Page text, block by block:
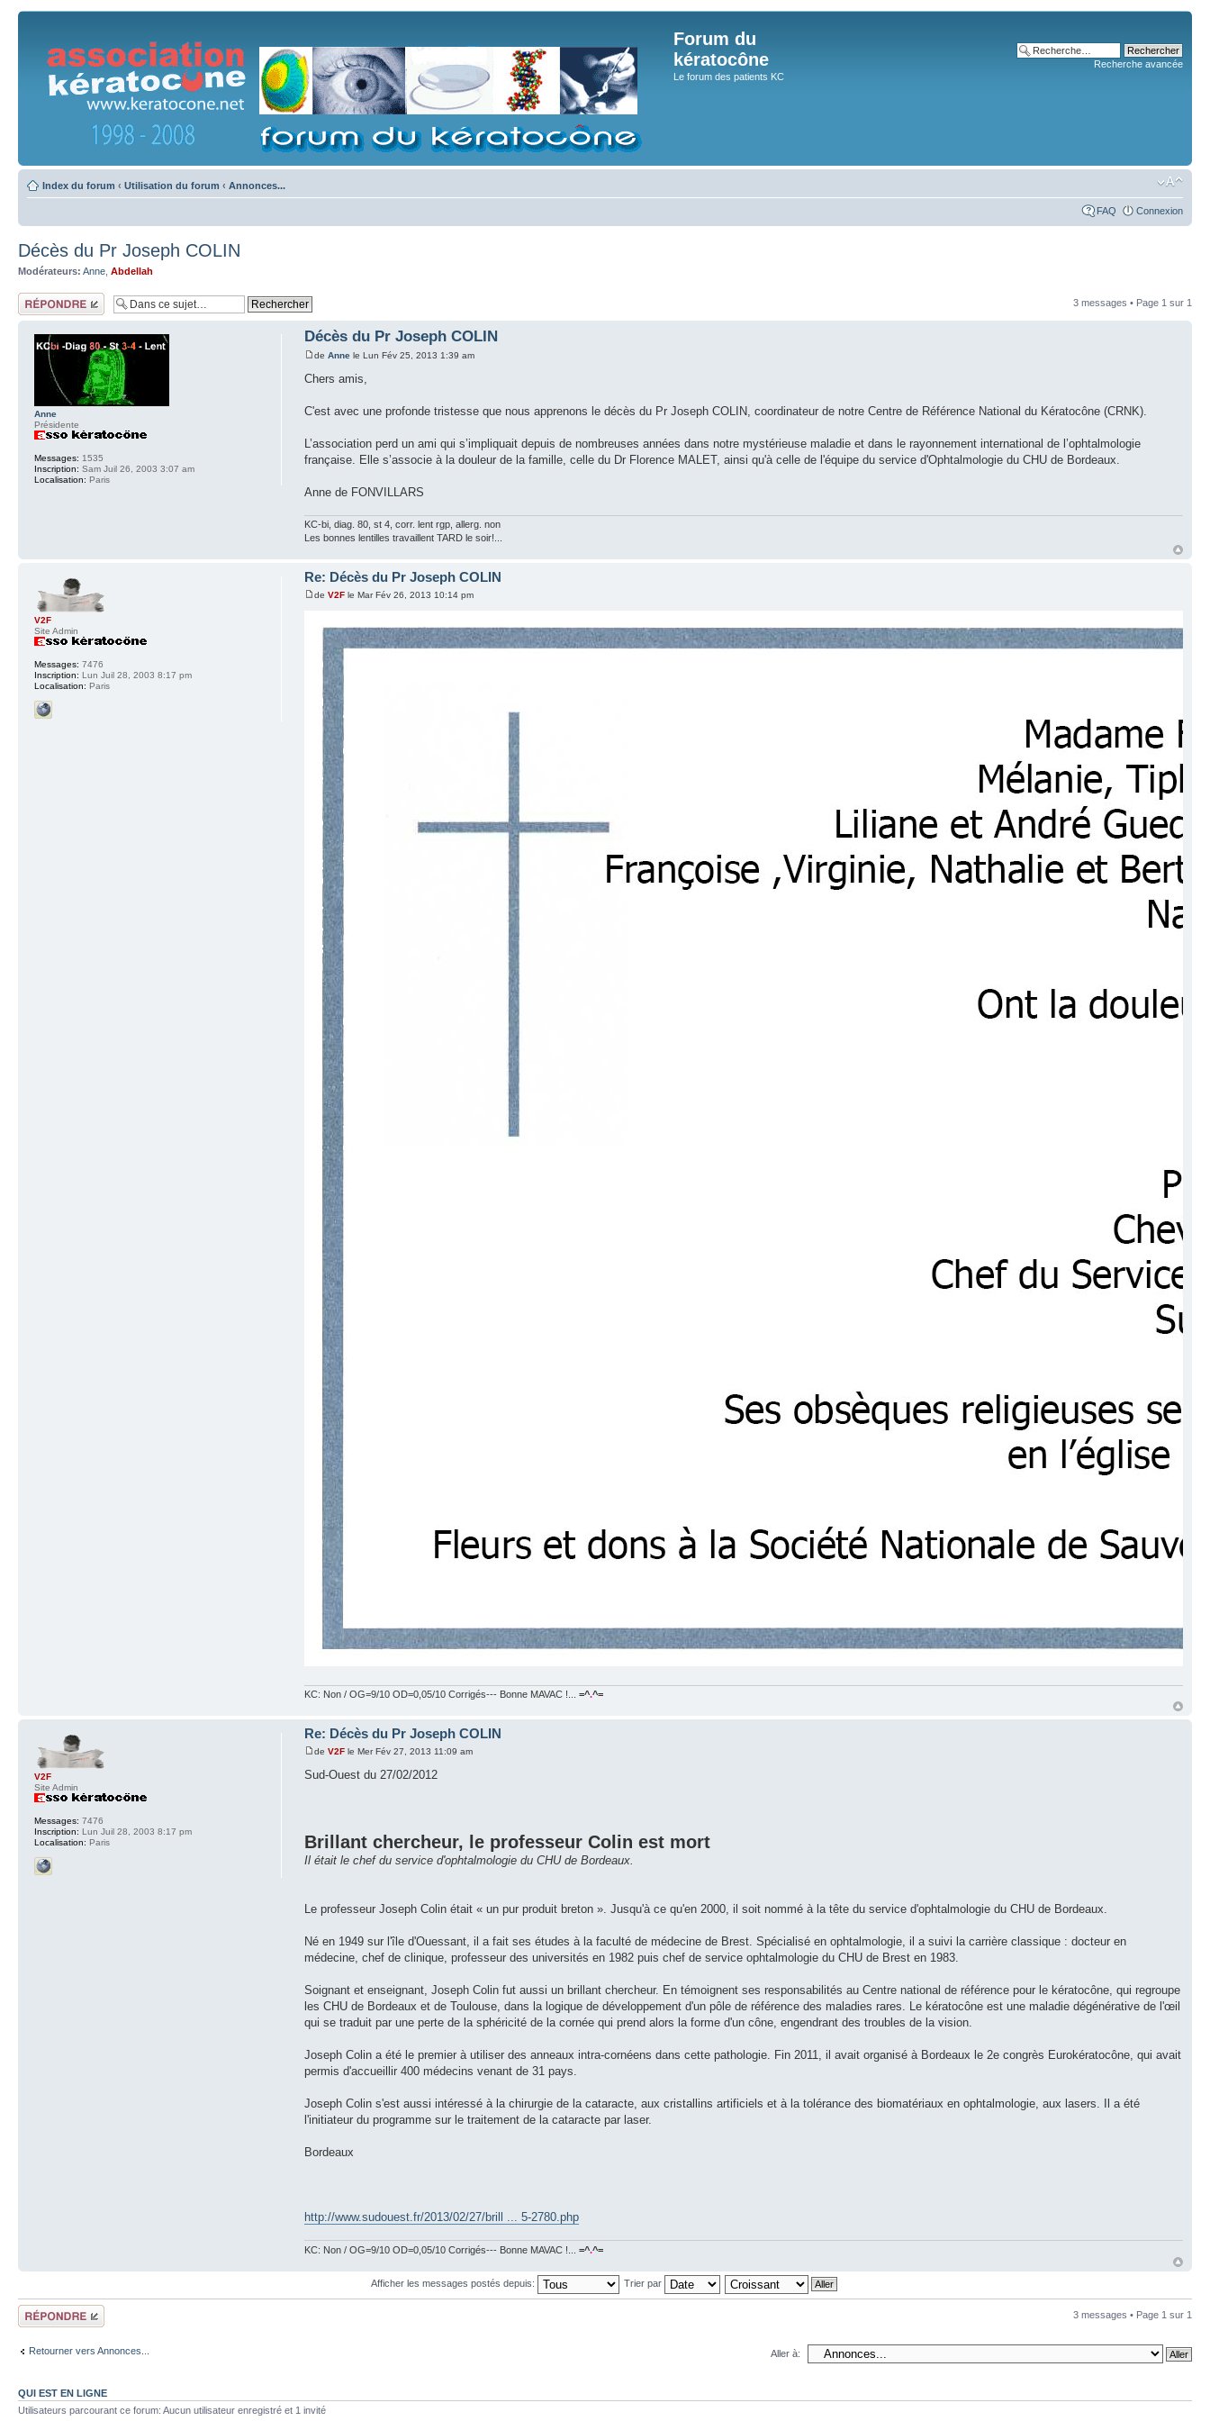
Forum du
kératocône
Le forum des patients KC
Recherche avancée
Index du forum ‹ Utilisation du forum ‹ Annonces...
FAQ Connexion
Décès du Pr Joseph COLIN
Modérateurs: Anne Abdellah
Répondre 3 messages • Page 1 sur 1
Décès du Pr Joseph COLIN
deAnne le Lun Fév 25, 2013 1:39 am
Chers amis,
C'est avec une profonde tristesse que nous apprenons le décès du Pr Joseph COLIN, coordinateur de notre Centre de Référence National du Kératocône (CRNK).
L’association perd un ami qui s’impliquait depuis de nombreuses années dans notre mystérieuse maladie et dans le rayonnement international de l’ophtalmologie
française. Elle s’associe à la douleur de la famille, celle du Dr Florence MALET, ainsi qu'à celle de l'équipe du service d'Ophtalmologie du CHU de Bordeaux.
Anne de FONVILLARS
KC-bi, diag. 80, st 4, corr. lent rgp, allerg. non
Les bonnes lentilles travaillent TARD le soir!...
Anne
Présidente
Messages: 1535
Inscription: Sam Juil 26, 2003 3:07 am
Localisation: Paris
Re: Décès du Pr Joseph COLIN
deV2F le Mar Fév 26, 2013 10:14 pm
KC: Non / OG=9/10 OD=0,05/10 Corrigés--- Bonne MAVAC !...=^.^=
V2F
Site Admin
Messages: 7476
Inscription: Lun Juil 28, 2003 8:17 pm
Localisation: Paris
Re: Décès du Pr Joseph COLIN
deV2F le Mer Fév 27, 2013 11:09 am
Sud-Ouest du 27/02/2012
Brillant chercheur, le professeur Colin est mort
Il était le chef du service d'ophtalmologie du CHU de Bordeaux.
Le professeur Joseph Colin était « un pur produit breton ». Jusqu'à ce qu'en 2000, il soit nommé à la tête du service d'ophtalmologie du CHU de Bordeaux.
Né en 1949 sur l'île d'Ouessant, il a fait ses études à la faculté de médecine de Brest. Spécialisé en ophtalmologie, il a suivi la carrière classique : docteur en
médecine, chef de clinique, professeur des universités en 1982 puis chef de service ophtalmologie du CHU de Brest en 1983.
Soignant et enseignant, Joseph Colin fut aussi un brillant chercheur. En témoignent ses responsabilités au Centre national de référence pour le kératocône, qui regroupe
les CHU de Bordeaux et de Toulouse, dans la logique de développement d'un pôle de référence des maladies rares. Le kératocône est une maladie dégénérative de l'œil
qui se traduit par une perte de la sphéricité de la cornée qui prend alors la forme d'un cône, engendrant des troubles de la vision.
Joseph Colin a été le premier à utiliser des anneaux intra-cornéens dans cette pathologie. Fin 2011, il avait organisé à Bordeaux le 2e congrès Eurokératocône, qui avait
permis d'accueillir 400 médecins venant de 31 pays.
Joseph Colin s'est aussi intéressé à la chirurgie de la cataracte, aux cristallins artificiels et à la tolérance des biomatériaux en ophtalmologie, aux lasers. Il a été
l'initiateur du programme sur le traitement de la cataracte par laser.
Bordeaux
http://www.sudouest.fr/2013/02/27/brill ... 5-2780.php
KC: Non / OG=9/10 OD=0,05/10 Corrigés--- Bonne MAVAC !...=^.^=
V2F
Site Admin
Messages: 7476
Inscription: Lun Juil 28, 2003 8:17 pm
Localisation: Paris
Afficher les messages postés depuis: Trier par
Répondre 3 messages • Page 1 sur 1
Retourner vers Annonces... Aller à:
QUI EST EN LIGNE
Utilisateurs parcourant ce forum: Aucun utilisateur enregistré et 1 invité